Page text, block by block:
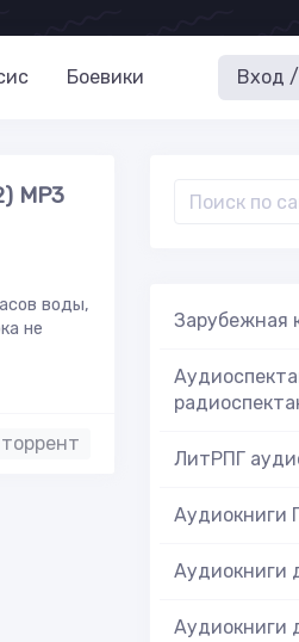
Боевики Вход
MP3
воды,
не
Зарубежная
ЛитРПГ
Аудиокниги
Аудиокниги
Аудиокниги